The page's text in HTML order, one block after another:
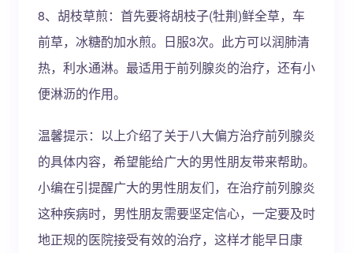
8、胡枝草煎：首先要将胡枝子(牡荆)鲜全草，车
前草，冰糖酌加水煎。日服3次。此方可以润肺清
热，利水通淋。最适用于前列腺炎的治疗，还有小
便淋沥的作用。
温馨提示：以上介绍了关于八大偏方治疗前列腺炎
的具体内容，希望能给广大的男性朋友带来帮助。
小编在引提醒广大的男性朋友们，在治疗前列腺炎
这种疾病时，男性朋友需要坚定信心，一定要及时
地正规的医院接受有效的治疗，这样才能早日康